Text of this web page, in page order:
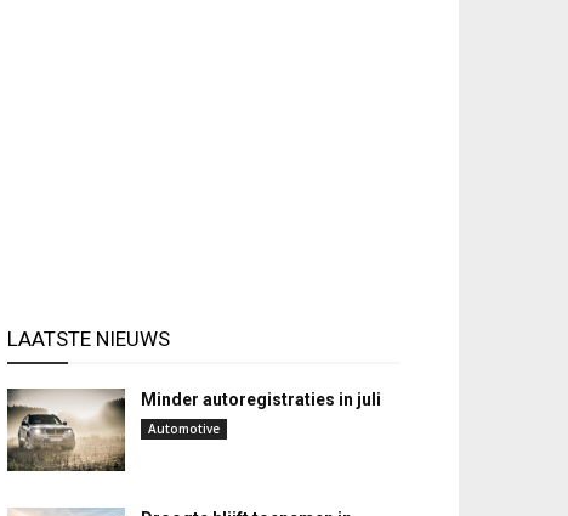
LAATSTE NIEUWS
Minder autoregistraties in juli
Automotive